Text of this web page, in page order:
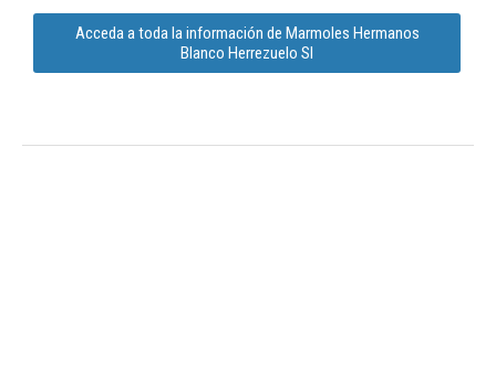
Acceda a toda la información de Marmoles Hermanos
Blanco Herrezuelo Sl